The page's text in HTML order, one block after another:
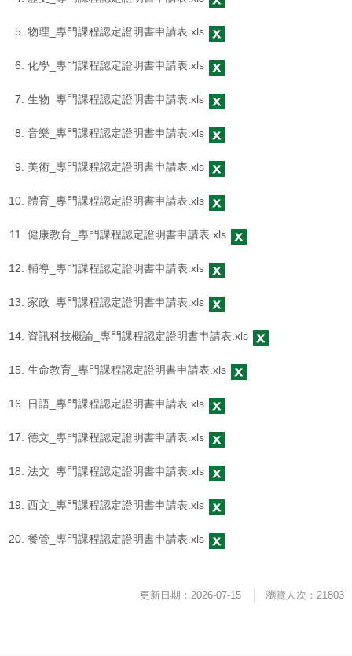
物理_專門課程認定證明書申請表.xls
化學_專門課程認定證明書申請表.xls
生物_專門課程認定證明書申請表.xls
音樂_專門課程認定證明書申請表.xls
美術_專門課程認定證明書申請表.xls
體育_專門課程認定證明書申請表.xls
健康教育_專門課程認定證明書申請表.xls
輔導_專門課程認定證明書申請表.xls
家政_專門課程認定證明書申請表.xls
資訊科技概論_專門課程認定證明書申請表.xls
生命教育_專門課程認定證明書申請表.xls
日語_專門課程認定證明書申請表.xls
德文_專門課程認定證明書申請表.xls
法文_專門課程認定證明書申請表.xls
西文_專門課程認定證明書申請表.xls
餐管_專門課程認定證明書申請表.xls
更新日期：2026-07-15 瀏覽人次：21803